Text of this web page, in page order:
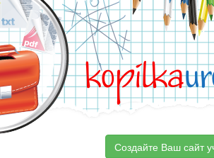
kopilka
Создайте Ваш сайт